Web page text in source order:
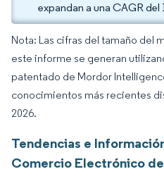
expandan a una CAGR del
Nota: Las cifras del tamaño del
este informe se generan
patentado de Mordor
conocimientos más recientes
2026.
Tendencias e
Comercio Electrónico